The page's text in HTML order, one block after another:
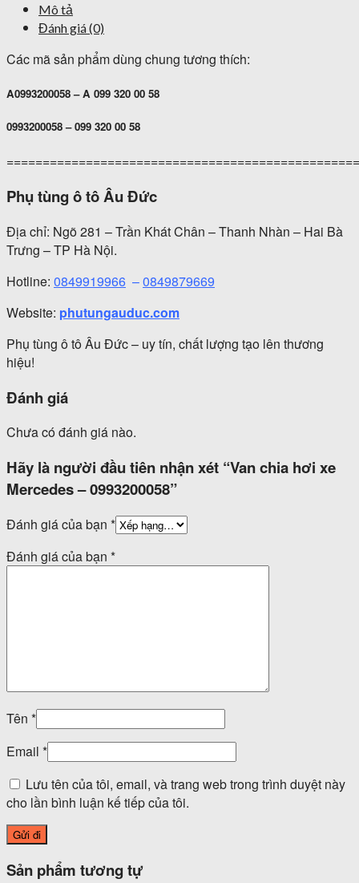
Mô tả
Đánh giá (0)
Các mã sản phẩm dùng chung tương thích:
A0993200058 – A 099 320 00 58
0993200058 – 099 320 00 58
Phụ tùng ô tô Âu Đức
Địa chỉ: Ngõ 281 – Trần Khát Chân – Thanh Nhàn – Hai Bà
Trưng – TP Hà Nội.
Hotline: 0849919966 –0849879669
Website: phutungauduc.com
Phụ tùng ô tô Âu Đức – uy tín, chất lượng tạo lên thương
hiệu!
Đánh giá
Chưa có đánh giá nào.
Hãy là người đầu tiên nhận xét “Van chia hơi xe
Mercedes – 0993200058”
Đánh giá của bạn *
Đánh giá của bạn *
Tên *
Email *
Lưu tên của tôi, email, và trang web trong trình duyệt này
cho lần bình luận kế tiếp của tôi.
Sản phẩm tương tự